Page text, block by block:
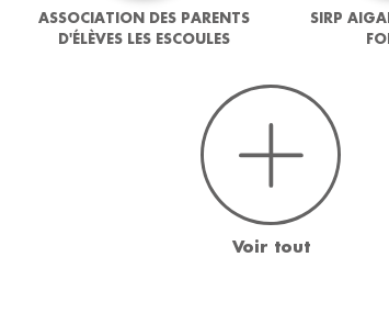
ASSOCIATION DES PARENTS
D'ÉLÈVES LES ESCOULES
SIRP
Voir tout